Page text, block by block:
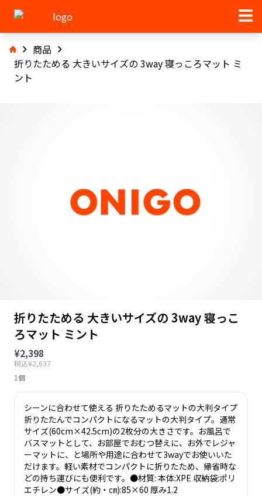
商品
折りたためる 大きいサイズの 3way 寝っころマット ミ
ント
折りたためる 大きいサイズの 3way 寝っこ
ろマット ミント
¥2,398
税込¥2,637
1個
シーンに合わせて使える 折りたためるマットの大判タイプ
折りたたんでコンパクトになるマットの大判タイプ。通常
サイズ(60cm×42.5cm)の2枚分の大きさです。お風呂で
バスマットとして、お部屋でおむつ替えに、お外でレジャ
ーマットに、と場所や用途に合わせて3wayでお使いいた
だけます。軽い素材でコンパクトに折りたため、帰省時な
どの持ち運びにも便利です。●材質: 本体:XPE 収納袋:ポリ
エチレン●サイズ(約・㎝):85×60 厚み1.2